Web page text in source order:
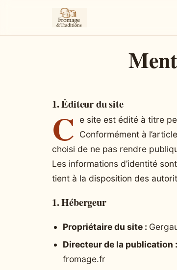
1. Éditeur du site
C
e site est édité à titre
Conformément à
choisi de ne pas rendre
Les informations d’identité
tient à la disposition des
1. Hébergeur
Propriétaire du site :
Directeur de la publication :
fromage.fr